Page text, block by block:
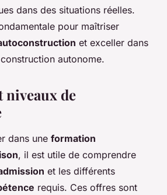
dans des situations réelles.
pour maîtriser
et exceller dans
autonome.
niveaux de
dans une formation
, il est utile de comprendre
et les différents
requis. Ces offres sont